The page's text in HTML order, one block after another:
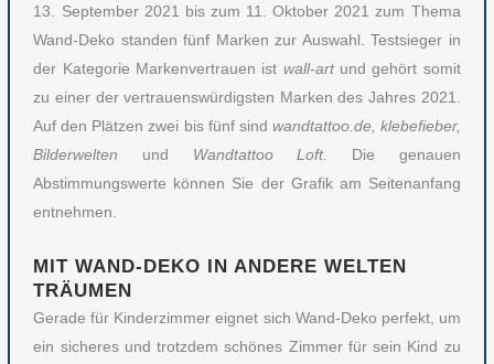
13. September 2021 bis zum 11. Oktober 2021 zum Thema
Wand-Deko standen fünf Marken zur Auswahl. Testsieger in
der Kategorie Markenvertrauen ist wall-artund gehört somit
zu einer der vertrauenswürdigsten Marken des Jahres 2021.
Auf den Plätzen zwei bis fünf sind wandtattoo.de, klebefieber,
Bilderwelten und Wandtattoo Loft. Die genauen
Abstimmungswerte können Sie der Grafik am Seitenanfang
entnehmen.
MIT WAND-DEKO IN ANDERE WELTEN
TRÄUMEN
Gerade für Kinderzimmer eignet sich Wand-Deko perfekt, um
ein sicheres und trotzdem schönes Zimmer für sein Kind zu